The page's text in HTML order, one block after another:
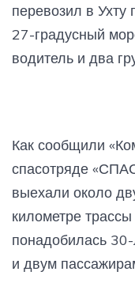
перевозил в Ухту
27-градусный
водитель и два
Как сообщили
спасотряде
выехали около
километре
понадобилась
и двум